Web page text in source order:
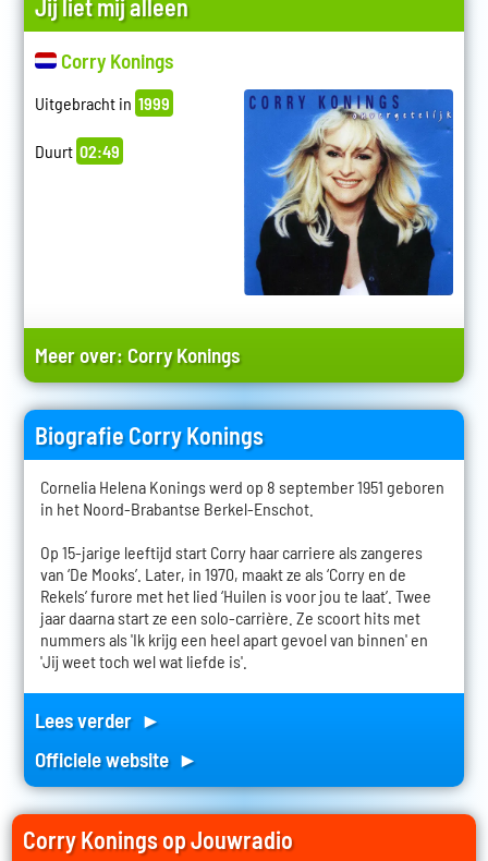
Jij liet mij alleen
Corry Konings
Uitgebracht in 1999
Duurt 02:49
Meer over: Corry Konings
Biografie Corry Konings
Cornelia Helena Konings werd op 8 september 1951 geboren
in het Noord-Brabantse Berkel-Enschot.
Op 15-jarige leeftijd start Corry haar carriere als zangeres
van ‘De Mooks’. Later, in 1970, maakt ze als ‘Corry en de
Rekels’ furore met het lied ‘Huilen is voor jou te laat’. Twee
jaar daarna start ze een solo-carrière. Ze scoort hits met
nummers als 'Ik krijg een heel apart gevoel van binnen' en
'Jij weet toch wel wat liefde is'.
Lees verder ►
Officiele website ►
Corry Konings op Jouwradio